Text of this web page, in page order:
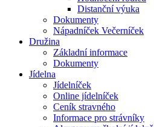
Distanční výuka
Dokumenty
Nápadníček Večerníček
Družina
Základní informace
Dokumenty
Jídelna
Jídelníček
Online jídelníček
Ceník stravného
Informace pro strávníky